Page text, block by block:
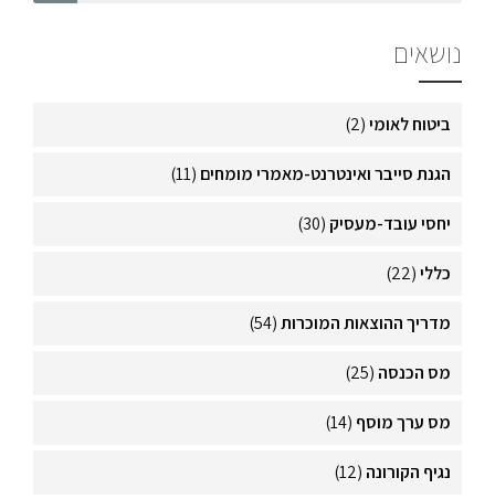
נושאים
ביטוח לאומי(2)
הגנת סייבר ואינטרנט-מאמרי מומחים (11)
יחסי עובד-מעסיק (30)
כללי(22)
מדריך ההוצאות המוכרות(54)
מס הכנסה (25)
מס ערך מוסף (14)
נגיף הקורונה (12)